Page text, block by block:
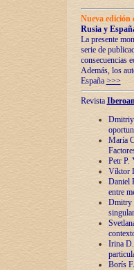
Nueva
Rusia y
La presente
serie de
consecuencias
Además, los
España >>>
Revista
Dmitriy
María
Petr P.
Víktor
Daniel
entre
Dmitry
Irina
Borís